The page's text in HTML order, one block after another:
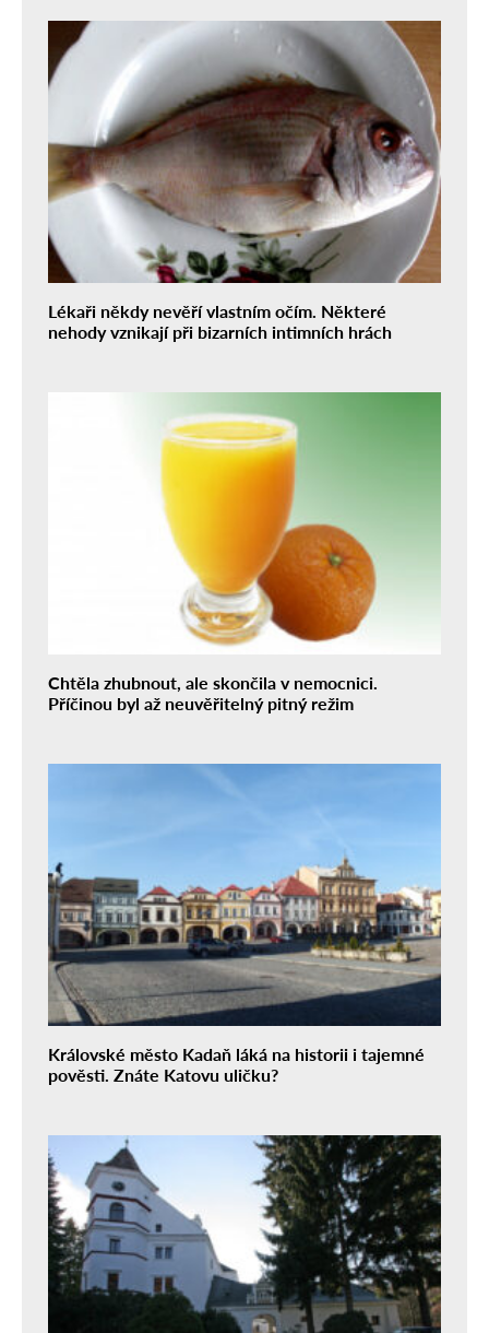
Lékaři někdy nevěří vlastním očím. Některé
nehody vznikají při bizarních intimních hrách
Chtěla zhubnout, ale skončila v nemocnici.
Příčinou byl až neuvěřitelný pitný režim
Královské město Kadaň láká na historii i tajemné
pověsti. Znáte Katovu uličku?